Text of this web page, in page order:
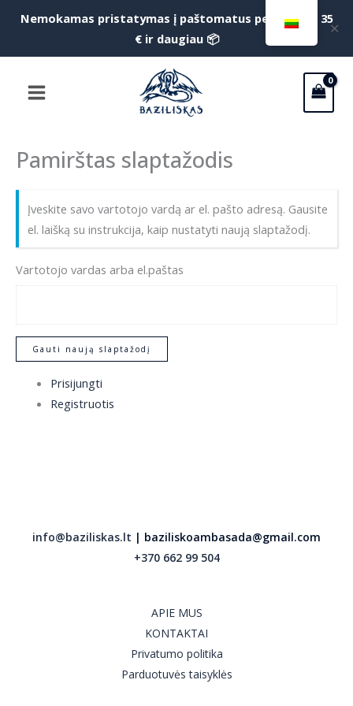
Nemokamas pristatymas į paštomatus perkant už 35
€ ir daugiau 📦
✕
Menu
Pamirštas slaptažodis
Įveskite savo vartotojo vardą ar el. pašto adresą. Gausite
el. laišką su instrukcija, kaip nustatyti naują slaptažodį.
Vartotojo vardas arba el.paštas
Gauti naują slaptažodį
Prisijungti
Registruotis
info@baziliskas.lt | baziliskoambasada@gmail.com
+370 662 99 504
APIE MUS
KONTAKTAI
Privatumo politika
Parduotuvės taisyklės